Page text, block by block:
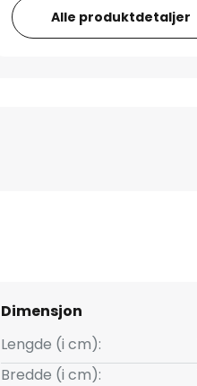
Alle produktdetaljer
Dimensjon
Lengde (i cm):
Bredde (i cm):